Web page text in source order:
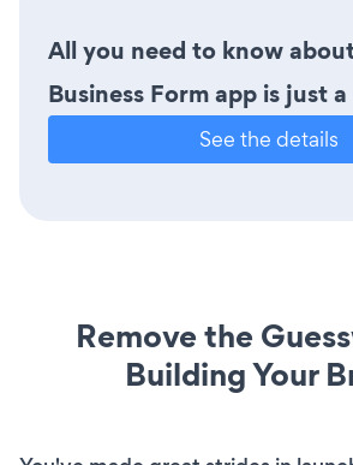
All you need to know
Business Form app is just
See the details
Remove the
Building Your